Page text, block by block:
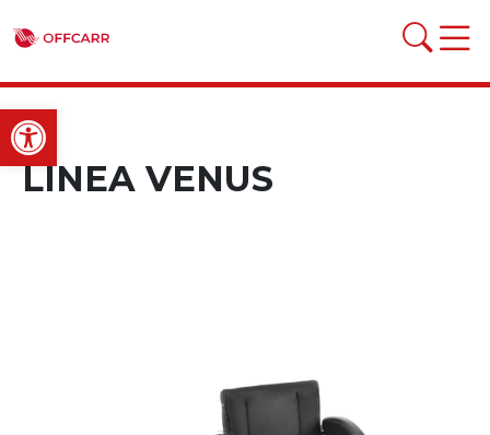
Open toolbar
LINEA VENUS